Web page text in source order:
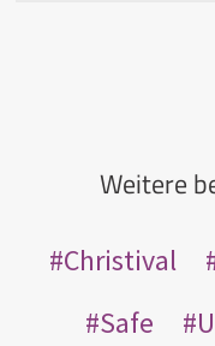
Weitere
Christival
Safe